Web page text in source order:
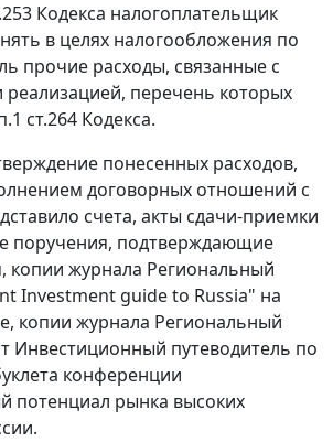
Кодекса налогоплательщик
в целях налогообложения по
прочие расходы, связанные с
реализацией, перечень которых
ст.264 Кодекса.
понесенных расходов,
договорных отношений с
счета, акты сдачи-приемки
поручения, подтверждающие
копии журнала Региональный
Investment guide to Russia" на
копии журнала Региональный
Инвестиционный путеводитель по
конференции
потенциал рынка высоких